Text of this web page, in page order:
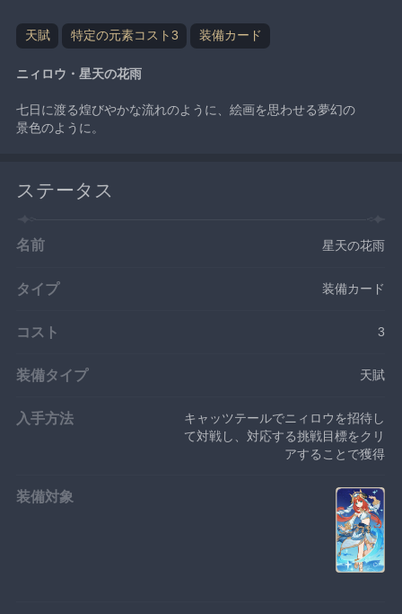
天賦 特定の元素コスト3 装備カード
ニィロウ・星天の花雨
七日に渡る煌びやかな流れのように、絵画を思わせる夢幻の
景色のように。
ステータス
名前 星天の花雨
タイプ 装備カード
コスト 3
装備タイプ 天賦
入手方法
キャッツテールでニィロウを招待し
て対戦し、対応する挑戦目標をクリ
アすることで獲得
装備対象